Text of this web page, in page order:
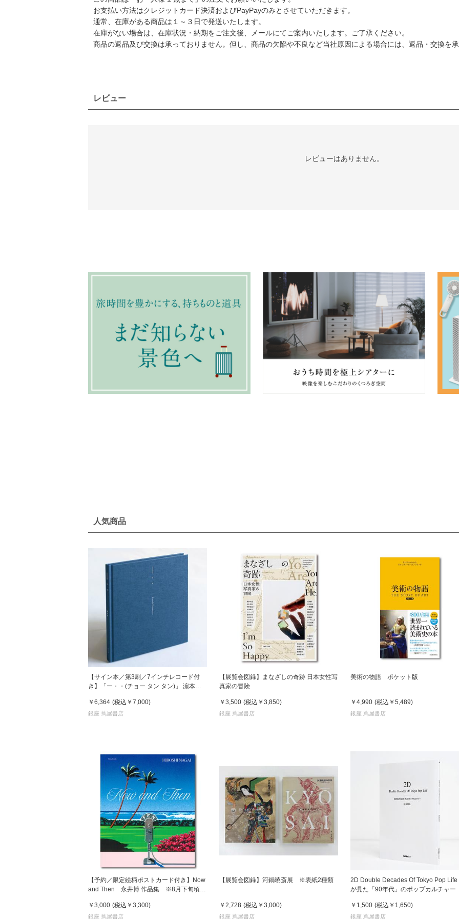
お支払い方法はクレジットカード決済およびPayPayのみとさせていただきます。
通常、在庫がある商品は１～３日で発送いたします。
在庫がない場合は、在庫状況・納期をご注文後、メールにてご案内いたします。ご了承ください。
商品の返品及び交換は承っておりません。但し、商品の欠陥や不良など当社原因による場合には、返品・交換を
レビュー
レビューはありません。
人気商品
【サイン本／第3刷／7インチレコード付
き】「ー・・(チョー タン タン)」 濵本奏
￥6,364 (税込 ￥7,000)
銀座 蔦屋書店
【展覧会図録】まなざしの奇跡 日本女性写
真家の冒険
￥3,500 (税込 ￥3,850)
銀座 蔦屋書店
美術の物語 ポケット版
￥4,990 (税込 ￥5,489)
銀座 蔦屋書店
【予約／限定絵柄ポストカード付き】Now
and Then 永井博 作品集 ※8月下旬頃の
￥3,000 (税込 ￥3,300)
銀座 蔦屋書店
【展覧会図録】河鍋暁斎展 ※表紙2種類
￥2,728 (税込 ￥3,000)
銀座 蔦屋書店
2D Double Decades Of Tokyo Pop Life
が見た「90年代」のポップカルチャ
￥1,500 (税込 ￥1,650)
銀座 蔦屋書店